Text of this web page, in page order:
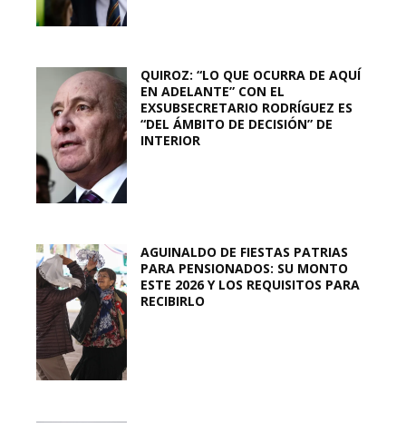
QUIROZ: “LO QUE OCURRA DE AQUÍ
EN ADELANTE” CON EL
EXSUBSECRETARIO RODRÍGUEZ ES
“DEL ÁMBITO DE DECISIÓN” DE
INTERIOR
AGUINALDO DE FIESTAS PATRIAS
PARA PENSIONADOS: SU MONTO
ESTE 2026 Y LOS REQUISITOS PARA
RECIBIRLO